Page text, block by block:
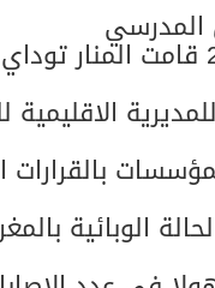
المدرسي
الجديد 2020/2021
بالقرارات
الوبائية